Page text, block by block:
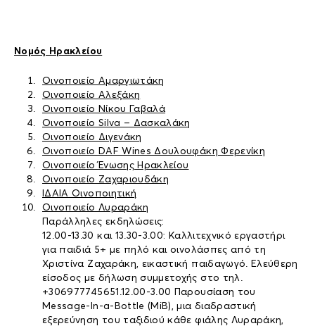
Νομός Ηρακλείου
Οινοποιείο Αμαργιωτάκη
Οινοποιείο Αλεξάκη
Οινοποιείο Νίκου Γαβαλά
Οινοποιείο Silva – Δασκαλάκη
Οινοποιείο Διγενάκη
Οινοποιείο DAF Wines Δουλουφάκη Φερενίκη
Οινοποιείο Ένωσης Ηρακλείου
Οινοποιείο Ζαχαριουδάκη
ΙΔΑΙΑ Οινοποιητική
Οινοποιείο Λυραράκη
Παράλληλες εκδηλώσεις:
12.00-13.30 και 13.30-3.00: Καλλιτεχνικό εργαστήρι
για παιδιά 5+ με πηλό και οινολάσπες από τη
Χριστίνα Ζαχαράκη, εικαστική παιδαγωγό. Ελεύθερη
είσοδος με δήλωση συμμετοχής στο τηλ.
+306977745651.12.00-3.00 Παρουσίαση του
Μessage-In-a-Bottle (MiB), μια διαδραστική
εξερεύνηση του ταξιδιού κάθε φιάλης Λυραράκη,